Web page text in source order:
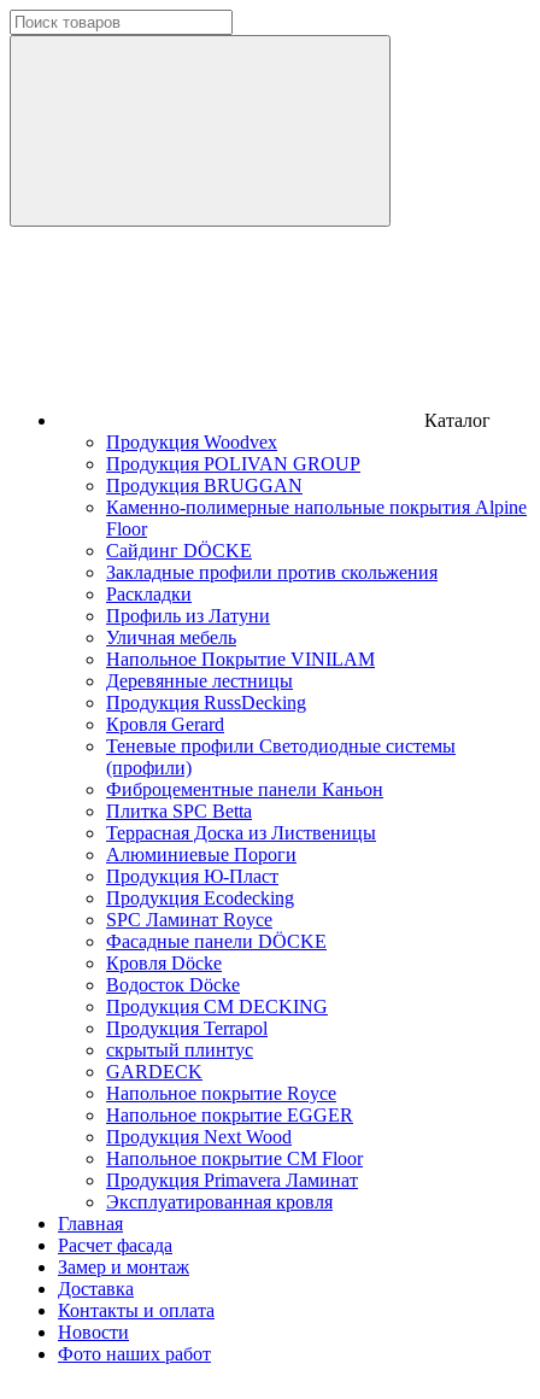
Каталог
Продукция Woodvex
Продукция POLIVAN GROUP
Продукция BRUGGAN
Каменно-полимерные напольные покрытия Alpine
Floor
Сайдинг DÖCKE
Закладные профили против скольжения
Раскладки
Профиль из Латуни
Уличная мебель
Напольное Покрытие VINILAM
Деревянные лестницы
Продукция RussDecking
Кровля Gerard
Теневые профили Светодиодные системы
(профили)
Фиброцементные панели Каньон
Плитка SPC Betta
Террасная Доска из Лиственицы
Алюминиевые Пороги
Продукция Ю-Пласт
Продукция Ecodecking
SPC Ламинат Royce
Фасадные панели DÖCKE
Кровля Döcke
Водосток Döcke
Продукция CM DECKING
Продукция Terrapol
скрытый плинтус
GARDECK
Напольное покрытие Royce
Напольное покрытие EGGER
Продукция Next Wood
Напольное покрытие CM Floor
Продукция Primavera Ламинат
Эксплуатированная кровля
Главная
Расчет фасада
Замер и монтаж
Доставка
Контакты и оплата
Новости
Фото наших работ